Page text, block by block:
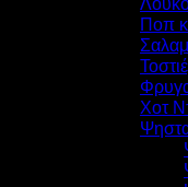
Ποπ
Χοτ